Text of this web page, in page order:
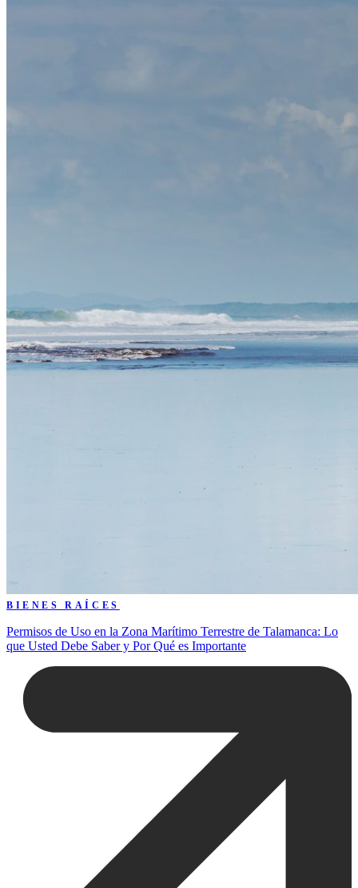
BIENES RAÍCES
Permisos de Uso en la Zona Marítimo Terrestre de Talamanca: Lo
que Usted Debe Saber y Por Qué es Importante